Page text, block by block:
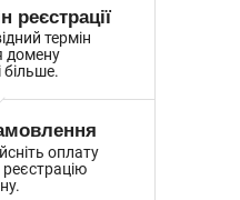
реєстрації
термін
домену
більше.
оплату
реєстрацію